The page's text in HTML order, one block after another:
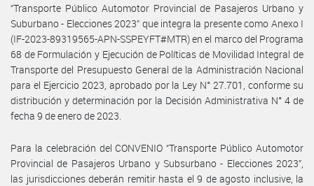
“Transporte Público Automotor Provincial de Pasajeros Urbano y
Suburbano - Elecciones 2023” que integra la presente como Anexo I
(IF-2023-89319565-APN-SSPEYFT#MTR) en el marco del Programa
68 de Formulación y Ejecución de Políticas de Movilidad Integral de
Transporte del Presupuesto General de la Administración Nacional
para el Ejercicio 2023, aprobado por la Ley N° 27.701, conforme su
distribución y determinación por la Decisión Administrativa N° 4 de
fecha 9 de enero de 2023.
Para la celebración del CONVENIO “Transporte Público Automotor
Provincial de Pasajeros Urbano y Subsurbano - Elecciones 2023”,
las jurisdicciones deberán remitir hasta el 9 de agosto inclusive, la